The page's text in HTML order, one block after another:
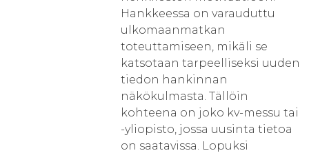
Hankkeessa on varauduttu
ulkomaanmatkan
toteuttamiseen, mikäli se
katsotaan tarpeelliseksi uuden
tiedon hankinnan
näkökulmasta. Tällöin
kohteena on joko kv-messu tai
-yliopisto, jossa uusinta tietoa
on saatavissa. Lopuksi